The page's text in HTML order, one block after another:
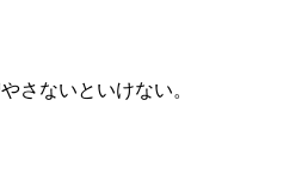
さないといけない。